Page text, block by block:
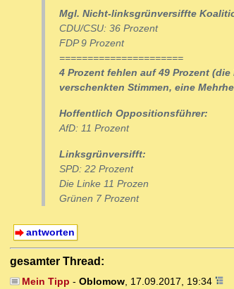
Mgl. Nicht-linksgrünversiffte
CDU/CSU: 36 Prozent
FDP 9 Prozent
======================
4 Prozent fehlen auf 49 Prozent
verschenkten Stimmen, eine
Hoffentlich Oppositionsführer:
AfD: 11 Prozent
Linksgrünversifft:
SPD: 22 Prozent
Die Linke 11 Prozen
Grünen 7 Prozent
antworten
gesamter Thread:
Mein Tipp - Oblomow, 17.09.2017, 19:34